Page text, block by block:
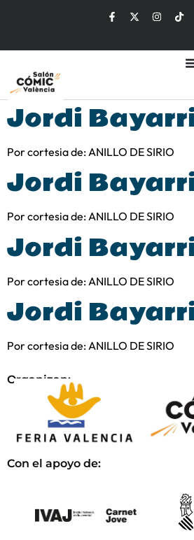
Jordi
Por cortesia de: ANILLO DE SIRIO
Jordi
Por cortesia de: ANILLO DE SIRIO
Jordi
Por cortesia de: ANILLO DE SIRIO
Jordi
Por cortesia de: ANILLO DE SIRIO
Organizan:
Con el apoyo de: